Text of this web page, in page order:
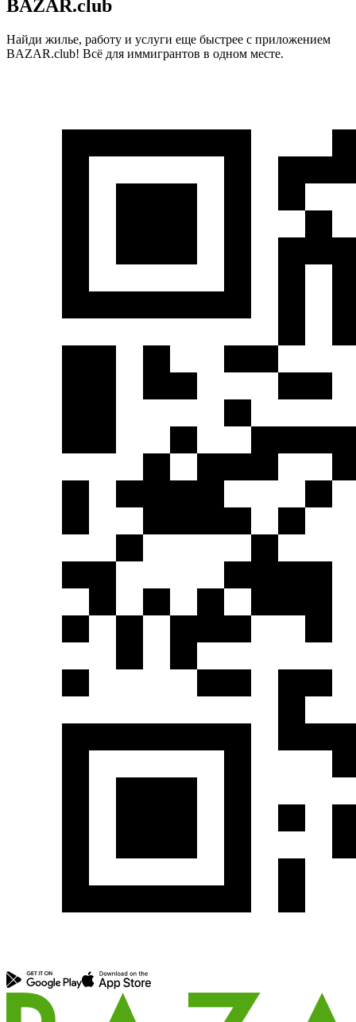
BAZAR.club
Найди жилье, работу и услуги еще быстрее с приложением
BAZAR.club! Всё для иммигрантов в одном месте.